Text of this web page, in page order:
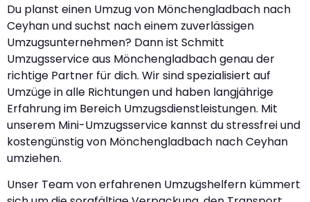
Du planst einen Umzug von Mönchengladbach nach
Ceyhan und suchst nach einem zuverlässigen
Umzugsunternehmen? Dann ist Schmitt
Umzugsservice aus Mönchengladbach genau der
richtige Partner für dich. Wir sind spezialisiert auf
Umzüge in alle Richtungen und haben langjährige
Erfahrung im Bereich Umzugsdienstleistungen. Mit
unserem Mini-Umzugsservice kannst du stressfrei und
kostengünstig von Mönchengladbach nach Ceyhan
umziehen.
Unser Team von erfahrenen Umzugshelfern kümmert